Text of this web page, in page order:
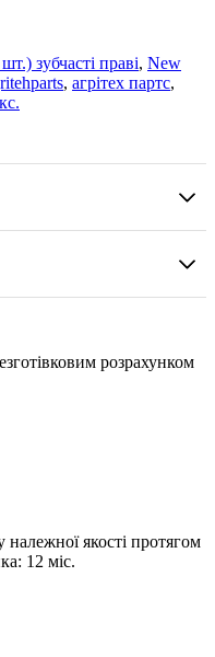
зубчасті праві, New
, агрітех партс,
розрахунком
якості протягом
12 міс.